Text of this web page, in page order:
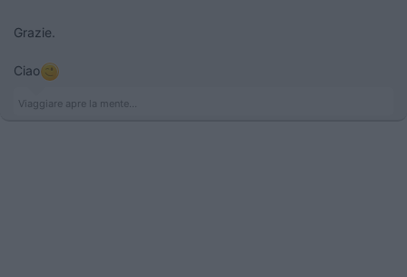
Grazie.
Ciao
Viaggiare apre la mente...